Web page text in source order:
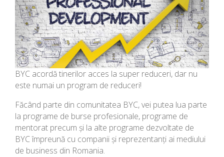
BYC acordă tinerilor acces la super reduceri, dar nu
este numai un program de reduceri!
Făcând parte din comunitatea BYC, vei putea lua parte
la programe de burse profesionale, programe de
mentorat precum și la alte programe dezvoltate de
BYC împreună cu companii și reprezentanți ai mediului
de business din Romania.